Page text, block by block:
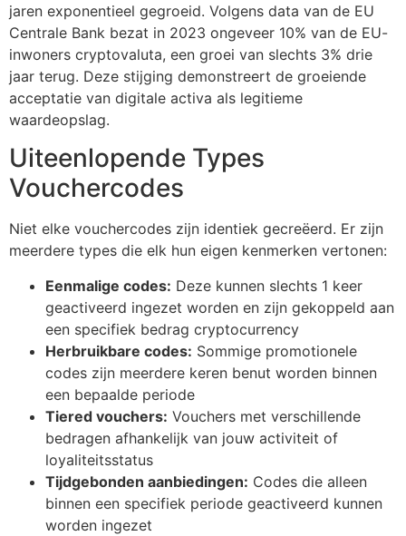
jaren exponentieel gegroeid. Volgens data van de EU
Centrale Bank bezat in 2023 ongeveer 10% van de EU-
inwoners cryptovaluta, een groei van slechts 3% drie
jaar terug. Deze stijging demonstreert de groeiende
acceptatie van digitale activa als legitieme
waardeopslag.
Uiteenlopende Types
Vouchercodes
Niet elke vouchercodes zijn identiek gecreëerd. Er zijn
meerdere types die elk hun eigen kenmerken vertonen:
Eenmalige codes: Deze kunnen slechts 1 keer
geactiveerd ingezet worden en zijn gekoppeld aan
een specifiek bedrag cryptocurrency
Herbruikbare codes: Sommige promotionele
codes zijn meerdere keren benut worden binnen
een bepaalde periode
Tiered vouchers: Vouchers met verschillende
bedragen afhankelijk van jouw activiteit of
loyaliteitsstatus
Tijdgebonden aanbiedingen: Codes die alleen
binnen een specifiek periode geactiveerd kunnen
worden ingezet